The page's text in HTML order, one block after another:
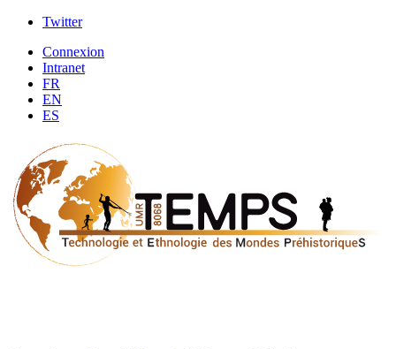
Twitter
Connexion
Intranet
FR
EN
ES